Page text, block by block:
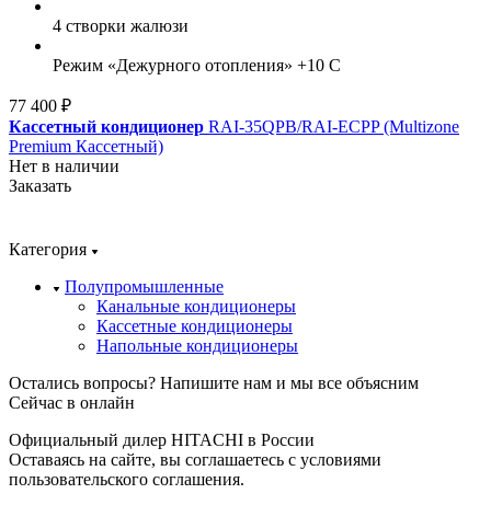
4 створки жалюзи
Режим «Дежурного отопления» +10 С
77 400 ₽
Кассетный кондиционер RAI-35QPB/RAI-ECPP (Multizone
Premium Кассетный)
Нет в наличии
Заказать
Категория
Полупромышленные
Канальные кондиционеры
Кассетные кондиционеры
Напольные кондиционеры
Остались вопросы? Напишите нам и мы все объясним
Сейчас в онлайн
Официальный дилер HITACHI в России
Оставаясь на сайте, вы соглашаетесь с условиями
пользовательского соглашения.